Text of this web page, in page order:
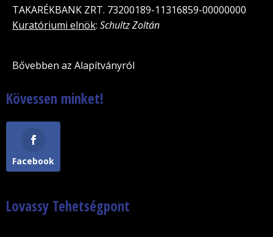
TAKARÉKBANK ZRT. 73200189-11316859-00000000
Kuratóriumi elnök: Schultz Zoltán
Bővebben az Alapítványról
Kövessen minket!
Facebook
Lovassy Tehetségpont